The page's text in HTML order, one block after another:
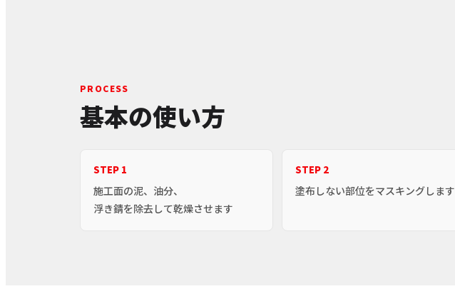
PROCESS
基本の使い方
STEP 1
施工面の泥、油分、
浮き錆を除去して乾燥させます
STEP 2
塗布しない部位をマスキングします